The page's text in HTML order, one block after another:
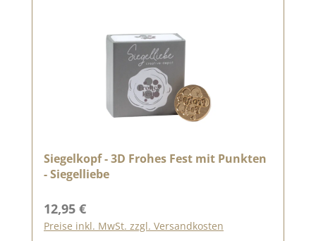
Siegelkopf - 3D Frohes Fest mit Punkten
- Siegelliebe
Regulärer Preis:
12,95 €
Preise inkl. MwSt. zzgl. Versandkosten